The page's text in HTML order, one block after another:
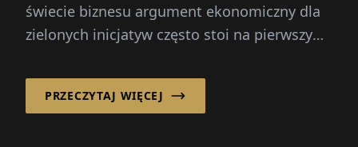
świecie biznesu argument ekonomiczny dla
zielonych inicjatyw często stoi na pierwszym
PRZECZYTAJ WIĘCEJ